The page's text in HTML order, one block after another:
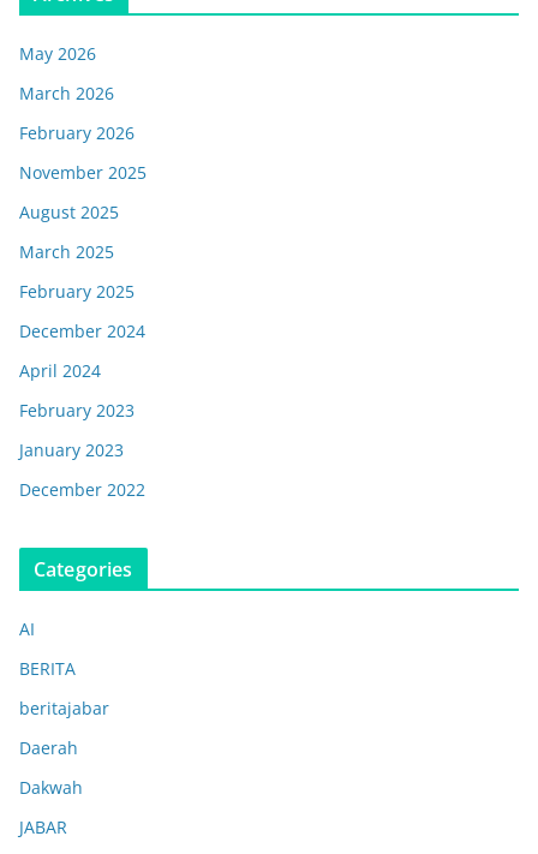
May 2026
March 2026
February 2026
November 2025
August 2025
March 2025
February 2025
December 2024
April 2024
February 2023
January 2023
December 2022
Categories
AI
BERITA
beritajabar
Daerah
Dakwah
JABAR